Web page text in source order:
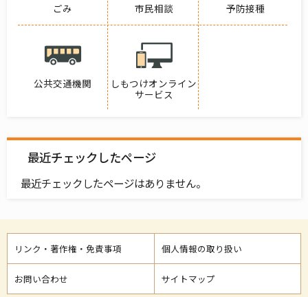
ごみ 市民相談 予防接種
公共交通機関
しもつけオンライン
サービス
最近チェックしたページ
最近チェックしたページはありません。
リンク・著作権・免責事項 個人情報の取り扱い
お問い合わせ サイトマップ